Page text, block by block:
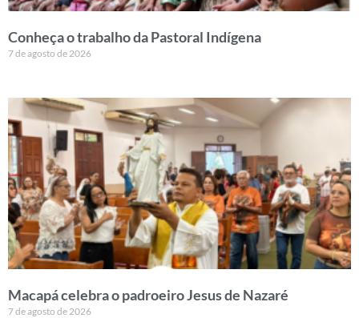
Conheça o trabalho da Pastoral Indígena
7 de agosto de 2026
Macapá celebra o padroeiro Jesus de Nazaré
7 de agosto de 2026